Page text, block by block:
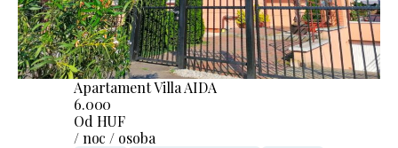
Apartament Villa AIDA
6.000
Od HUF
/ noc / osoba